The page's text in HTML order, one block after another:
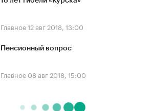
Главное12 авг 2018, 13:00
Пенсионный вопрос
Главное 08 авг 2018, 15:00